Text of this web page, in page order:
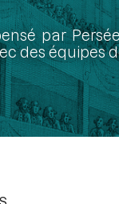
par
des équipes